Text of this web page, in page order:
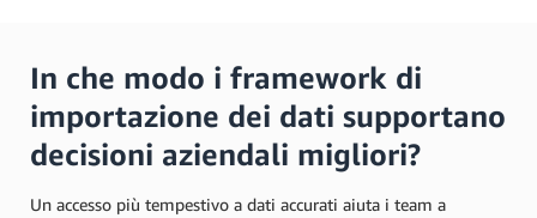
In che modo i framework di
importazione dei dati supportano
decisioni aziendali migliori?
Un accesso più tempestivo a dati accurati aiuta i team a